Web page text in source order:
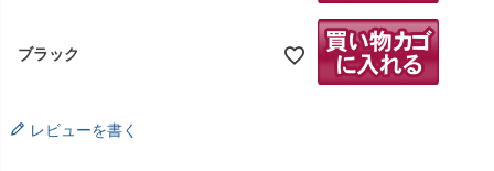
ブラック
レビューを書く